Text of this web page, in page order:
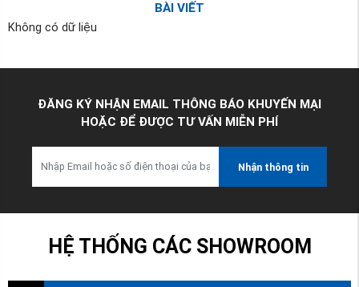
BÀI VIẾT
Không có dữ liệu
ĐĂNG KÝ NHẬN EMAIL THÔNG BÁO KHUYẾN MẠI
HOẶC ĐỂ ĐƯỢC TƯ VẤN MIỄN PHÍ
Nhận thông tin
HỆ THỐNG CÁC SHOWROOM